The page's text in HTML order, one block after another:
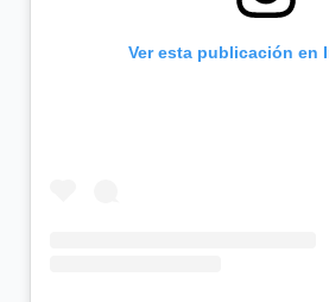
Ver esta publicación en